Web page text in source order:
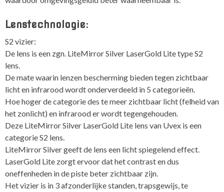
Lenstechnologie:
S2 vizier:
De lens is een zgn. LiteMirror Silver LaserGold Lite type S2
lens.
De mate waarin lenzen bescherming bieden tegen zichtbaar
licht en infrarood wordt onderverdeeld in 5 categorieën.
Hoe hoger de categorie des te meer zichtbaar licht (felheid van
het zonlicht) en infrarood er wordt tegengehouden.
Deze LiteMirror Silver LaserGold Lite lens van Uvex is een
categorie S2 lens.
LiteMirror Silver geeft de lens een licht spiegelend effect.
LaserGold Lite zorgt ervoor dat het contrast en dus
oneffenheden in de piste beter zichtbaar zijn.
Het vizier is in 3 afzonderlijke standen, trapsgewijs, te